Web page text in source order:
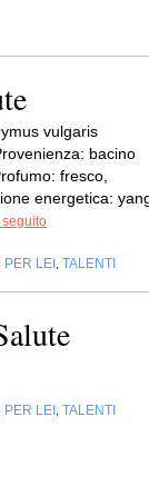
vulgaris
bacino
fresco,
energetica:
seguito
PER LEI TALENTI
PER LEI TALENTI